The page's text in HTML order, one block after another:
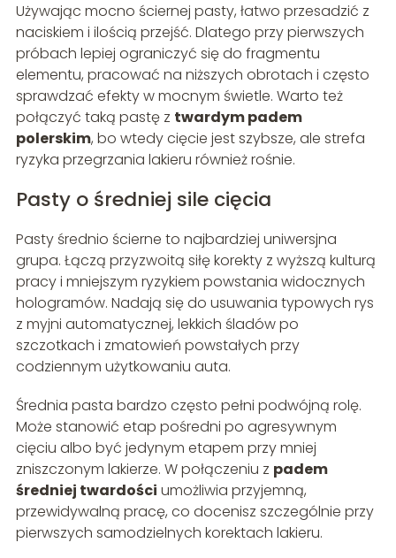
Używając mocno ściernej pasty, łatwo przesadzić z
naciskiem i ilością przejść. Dlatego przy pierwszych
próbach lepiej ograniczyć się do fragmentu
elementu, pracować na niższych obrotach i często
sprawdzać efekty w mocnym świetle. Warto też
połączyć taką pastę z twardym padem
polerskim, bo wtedy cięcie jest szybsze, ale strefa
ryzyka przegrzania lakieru również rośnie.
Pasty o średniej sile cięcia
Pasty średnio ścierne to najbardziej uniwersjna
grupa. Łączą przyzwoitą siłę korekty z wyższą kulturą
pracy i mniejszym ryzykiem powstania widocznych
hologramów. Nadają się do usuwania typowych rys
z myjni automatycznej, lekkich śladów po
szczotkach i zmatowień powstałych przy
codziennym użytkowaniu auta.
Średnia pasta bardzo często pełni podwójną rolę.
Może stanowić etap pośredni po agresywnym
cięciu albo być jedynym etapem przy mniej
zniszczonym lakierze. W połączeniu z padem
średniej twardości umożliwia przyjemną,
przewidywalną pracę, co docenisz szczególnie przy
pierwszych samodzielnych korektach lakieru.